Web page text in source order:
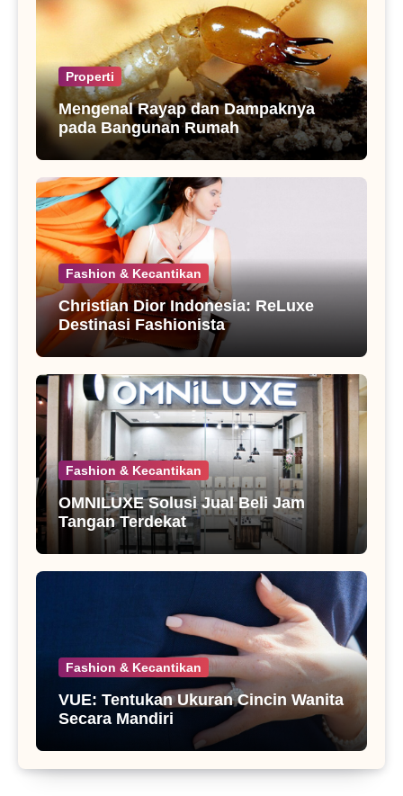
Properti
Mengenal Rayap dan Dampaknya
pada Bangunan Rumah
Fashion & Kecantikan
Christian Dior Indonesia: ReLuxe
Destinasi Fashionista
Fashion & Kecantikan
OMNILUXE Solusi Jual Beli Jam
Tangan Terdekat
Fashion & Kecantikan
VUE: Tentukan Ukuran Cincin Wanita
Secara Mandiri